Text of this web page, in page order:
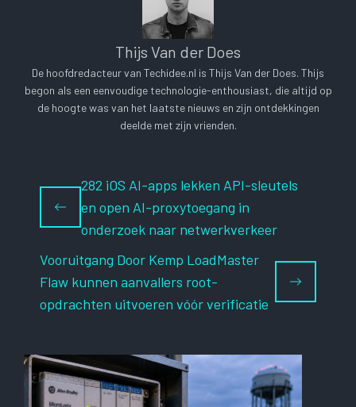
Thijs Van der Does
De hoofdredacteur van Techidee.nl is Thijs Van der Does. Thijs
begon als een eenvoudige technologie-enthousiast, die altijd op
de hoogte was van het laatste nieuws en zijn ontdekkingen
deelde met zijn vrienden.
282 iOS AI-apps lekken API-sleutels
en open AI-proxytoegang in
onderzoek naar netwerkverkeer
Vooruitgang Door Kemp LoadMaster
Flaw kunnen aanvallers root-
opdrachten uitvoeren vóór verificatie